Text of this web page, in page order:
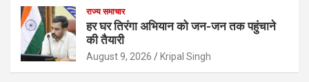
राज्य समाचार
हर घर तिरंगा अभियान को जन-जन तक पहुंचाने
की तैयारी
August 9, 2026 Kripal Singh